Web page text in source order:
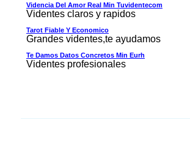
Videncia Del Amor Real Min Tuvidentecom
Videntes claros y rapidos
Tarot Fiable Y Economico
Grandes videntes,te ayudamos
Te Damos Datos Concretos Min Eurh
Videntes profesionales